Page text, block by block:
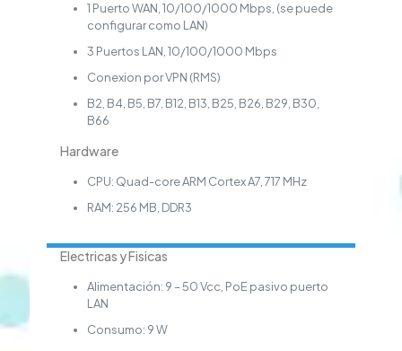
1 Puerto WAN, 10/100/1000 Mbps, (se puede
configurar como LAN)
3 Puertos LAN, 10/100/1000 Mbps
Conexion por VPN (RMS)
B2, B4, B5, B7, B12, B13, B25, B26, B29, B30,
B66
Hardware
CPU: Quad-core ARM Cortex A7, 717 MHz
RAM: 256 MB, DDR3
Electricas y Fisicas
Alimentación: 9 – 50 Vcc, PoE pasivo puerto
LAN
Consumo: 9 W